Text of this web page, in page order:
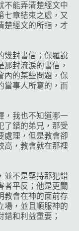
不能弄清楚經文中
七章結束之處，又
楚經文的所指，才
幾封書信；保羅說
封流淚的書信，
內的某些問題，保
當事人所寫的，而
，我也不知道哪一
了錯的弟兄，那受
處理，但是教會卻
高，教會就在那裡
並不是堅持那犯錯
者平反；他是更關
教會在神的面前存
場，並且順服神的
和利益重要；